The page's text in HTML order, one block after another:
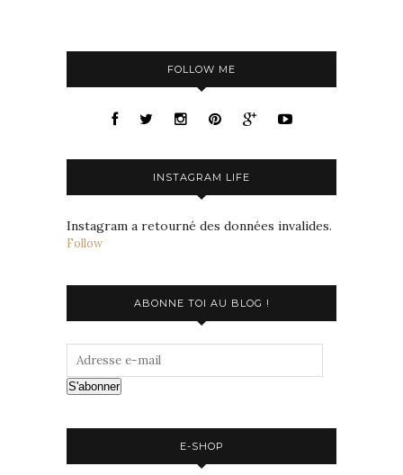
FOLLOW ME
INSTAGRAM LIFE
Instagram a retourné des données invalides.
Follow
ABONNE TOI AU BLOG !
S'abonner
E-SHOP